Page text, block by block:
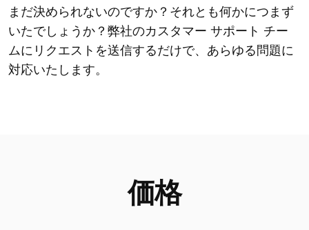
まだ決められないのですか？それとも何かにつまず
いたでしょうか？弊社のカスタマー サポート チー
ムにリクエストを送信するだけで、あらゆる問題に
対応いたします。
価格